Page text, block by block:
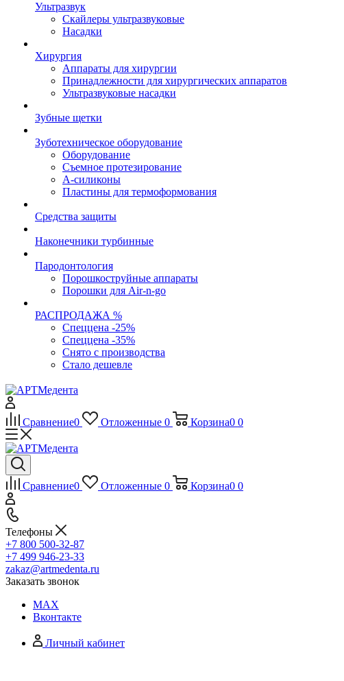
Ультразвук
Скайлеры ультразвуковые
Насадки
Хирургия
Аппараты для хирургии
Принадлежности для хирургических аппаратов
Ультразвуковые насадки
Зубные щетки
Зуботехническое оборудование
Оборудование
Съемное протезирование
А-силиконы
Пластины для термоформования
Средства защиты
Наконечники турбинные
Пародонтология
Порошкоструйные аппараты
Порошки для Air-n-go
РАСПРОДАЖА %
Спеццена -25%
Спеццена -35%
Снято с производства
Стало дешевле
Сравнение0 Отложенные 0 Корзина0 0
Сравнение0 Отложенные 0 Корзина0 0
Телефоны
+7 800 500-32-87
+7 499 946-23-33
zakaz@artmedenta.ru
Заказать звонок
MAX
Вконтакте
Личный кабинет